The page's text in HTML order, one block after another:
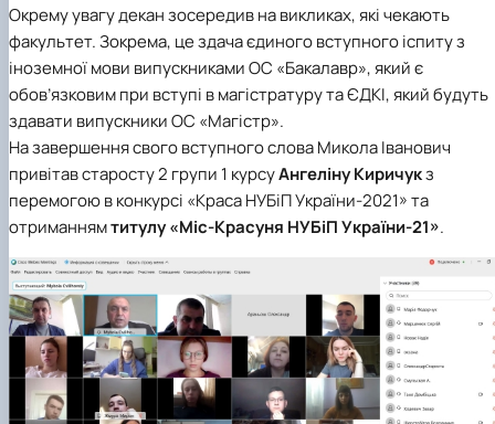
Окрему увагу декан зосередив на викликах, які чекають
факультет. Зокрема, це здача єдиного вступного іспиту з
іноземної мови випускниками ОС «Бакалавр», який є
обов’язковим при вступі в магістратуру та ЄДКІ, який будуть
здавати випускники ОС «Магістр».
На завершення свого вступного слова Микола Іванович
привітав старосту 2 групи 1 курсуАнгеліну Киричукз
перемогою в конкурсі «Краса НУБіП України-2021» та
отриманнямтитулу «Міс-Красуня НУБіП України-21».